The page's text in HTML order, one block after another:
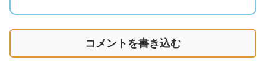
コメントを書き込む